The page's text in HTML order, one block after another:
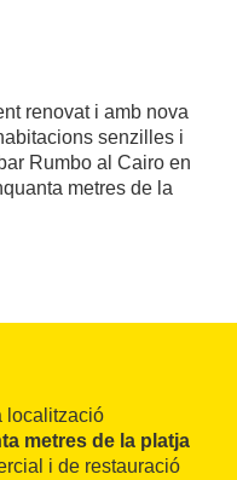
renovat i amb nova
senzilles i
Rumbo al Cairo en
metres de la
localització
metres de la platja
i de restauració